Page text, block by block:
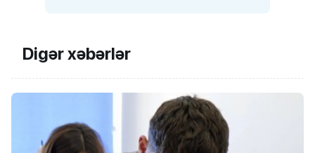
Digər xəbərlər